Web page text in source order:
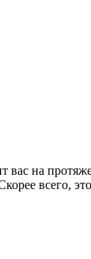
вас на
всего,